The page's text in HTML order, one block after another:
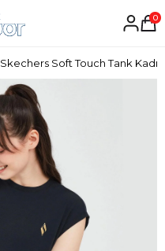
0
Skechers Soft Touch Tank